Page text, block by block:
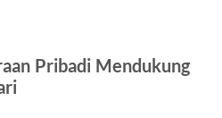
Pribadi Mendukung